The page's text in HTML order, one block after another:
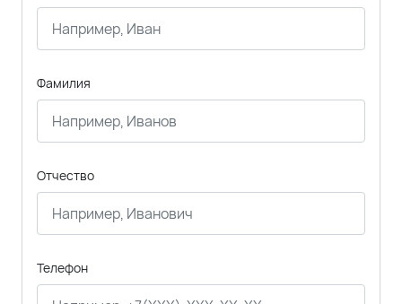
Фамилия
Отчество
Телефон